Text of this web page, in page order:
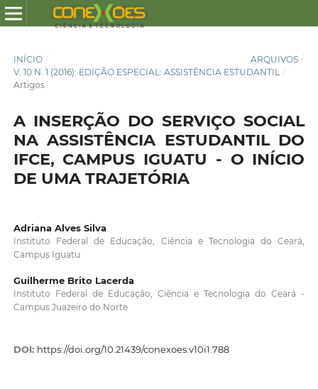
INÍCIO / ARQUIVOS /
V. 10 N. 1 (2016): EDIÇÃO ESPECIAL: ASSISTÊNCIA ESTUDANTIL /
Artigos
A INSERÇÃO DO SERVIÇO SOCIAL
NA ASSISTÊNCIA ESTUDANTIL DO
IFCE, CAMPUS IGUATU - O INÍCIO
DE UMA TRAJETÓRIA
Adriana Alves Silva
Instituto Federal de Educação, Ciência e Tecnologia do Ceará,
Campus Iguatu
Guilherme Brito Lacerda
Instituto Federal de Educação, Ciência e Tecnologia do Ceará -
Campus Juazeiro do Norte
DOI: https://doi.org/10.21439/conexoes.v10i1.788